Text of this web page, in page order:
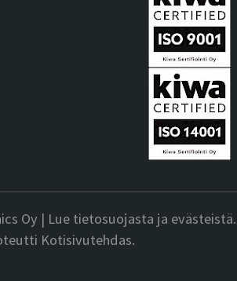
Oy | Lue tietosuojasta ja evästeistä.
Kotisivutehdas.